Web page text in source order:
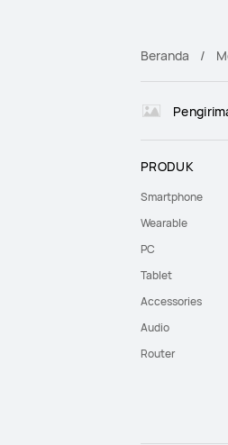
Beranda
PRODUK
Smartphone
Wearable
PC
Tablet
Accessories
Audio
Router